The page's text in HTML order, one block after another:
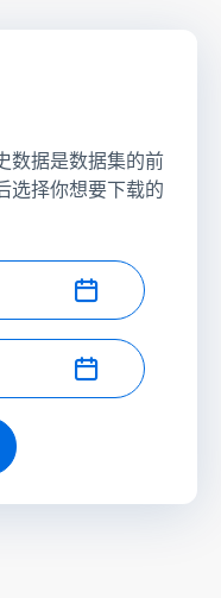
数据是数据集的前
选择你想要下载的